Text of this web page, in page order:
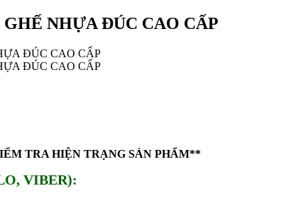
NHỰA ĐÚC CAO CẤP
TRA HIỆN TRẠNG SẢN PHẨM**
VIBER):